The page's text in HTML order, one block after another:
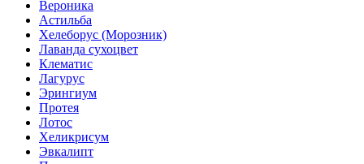
Вероника
Астильба
Хелеборус (Морозник)
Лаванда сухоцвет
Клематис
Лагурус
Эрингиум
Протея
Лотос
Хеликрисум
Эвкалипт